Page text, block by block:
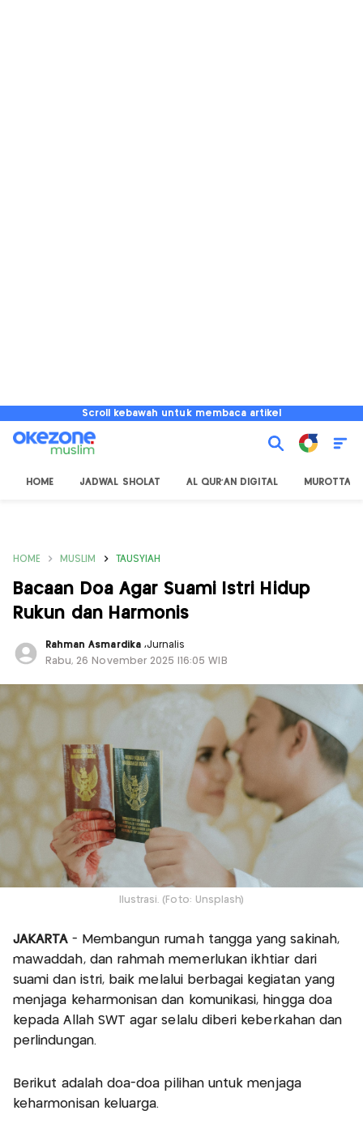
Scroll kebawah untuk membaca artikel
HOME JADWAL SHOLAT AL QUR'AN DIGITAL MUROTTAL
HOME MUSLIM TAUSYIAH
Bacaan Doa Agar Suami Istri Hidup
Rukun dan Harmonis
Rahman Asmardika ,Jurnalis
Rabu, 26 November 2025 |16:05 WIB
Ilustrasi. (Foto: Unsplash)
JAKARTA - Membangun rumah tangga yang sakinah,
mawaddah, dan rahmah memerlukan ikhtiar dari
suami dan istri, baik melalui berbagai kegiatan yang
menjaga keharmonisan dan komunikasi, hingga doa
kepada Allah SWT agar selalu diberi keberkahan dan
perlindungan.
Berikut adalah doa-doa pilihan untuk menjaga
keharmonisan keluarga.